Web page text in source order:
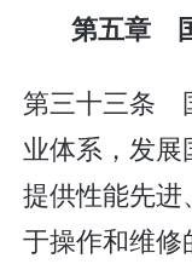
第五章
第三十三条
业体系，发
提供性能先
于操作和维